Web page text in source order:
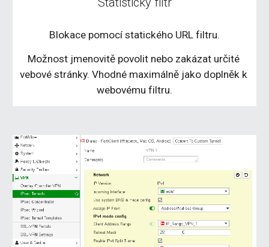
Blokace pomocí statického URL filtru.
Možnost jmenovitě povolit nebo zakázat určité
vebové stránky. Vhodné maximálně jako doplněk k
webovému filtru.